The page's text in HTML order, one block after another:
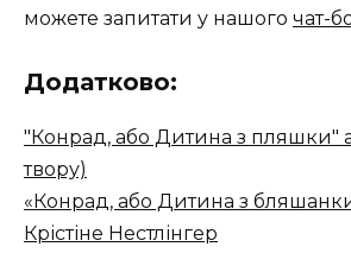
можете запитати у нашого чат-
Додатково:
"Конрад, або Дитина з пляшки"
твору)
«Конрад, або Дитина з
Крістіне Нестлінгер